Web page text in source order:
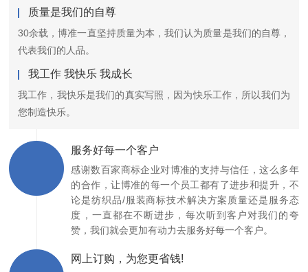
质量是我们的自尊
30余载，博准一直坚持质量为本，我们认为质量是我们的自尊，
代表我们的人品。
我工作 我快乐 我成长
我工作，我快乐是我们的真实写照，因为快乐工作，所以我们为
您制造快乐。
服务好每一个客户
感谢数百家商标企业对博准的支持与信任，这么多年
的合作，让博准的每一个员工都有了进步和提升，不
论是纺织品/服装商标技术解决方案质量还是服务态
度，一直都在不断进步，每次听到客户对我们的夸
赞，我们就会更加有动力去服务好每一个客户。
网上订购，为您更省钱!